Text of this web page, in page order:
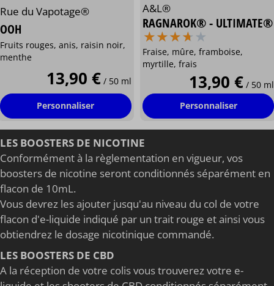
Rue du Vapotage®
OOH
Fruits rouges, anis, raisin noir,
menthe
13,90 € / 50 ml
Personnaliser
A&L®
RAGNAROK® - ULTIMATE®
⋆⋆⋆⋆⋆
⋆⋆⋆⋆⋆
Fraise, mûre, framboise,
myrtille, frais
13,90 € / 50 ml
Personnaliser
LES BOOSTERS DE NICOTINE
Conformément à la règlementation en vigueur, vos
boosters de nicotine seront conditionnés séparément en
flacon de 10mL.
Vous devrez les ajouter jusqu'au niveau du col de votre
flacon d'e-liquide indiqué par un trait rouge et ainsi vous
obtiendrez le dosage nicotinique commandé.
LES BOOSTERS DE CBD
A la réception de votre colis vous trouverez votre e-